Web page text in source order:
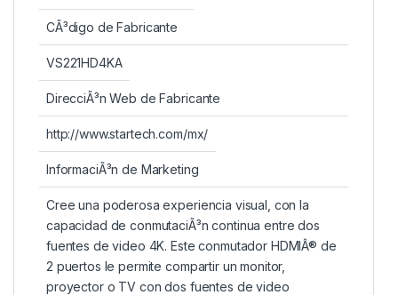
CÃ³digo de Fabricante
VS221HD4KA
DirecciÃ³n Web de Fabricante
http://www.startech.com/mx/
InformaciÃ³n de Marketing
Cree una poderosa experiencia visual, con la
capacidad de conmutaciÃ³n continua entre dos
fuentes de video 4K. Este conmutador HDMIÂ® de
2 puertos le permite compartir un monitor,
proyector o TV con dos fuentes de video